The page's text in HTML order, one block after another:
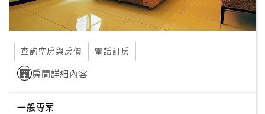
訂
單
管
理
查詢空房與房價 電話訂房
房間詳細內容
一般專案